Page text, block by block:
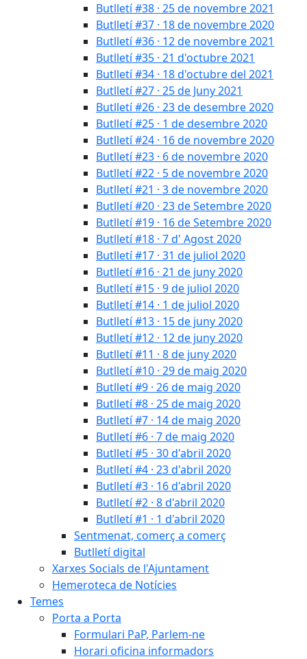
Butlletí #38 · 25 de novembre 2021
Butlletí #37 · 18 de novembre 2020
Butlletí #36 · 12 de novembre 2021
Butlletí #35 · 21 d'octubre 2021
Butlletí #34 · 18 d'octubre del 2021
Butlletí #27 · 25 de Juny 2021
Butlletí #26 · 23 de desembre 2020
Butlletí #25 · 1 de desembre 2020
Butlletí #24 · 16 de novembre 2020
Butlletí #23 · 6 de novembre 2020
Butlletí #22 · 5 de novembre 2020
Butlletí #21 · 3 de novembre 2020
Butlletí #20 · 23 de Setembre 2020
Butlletí #19 · 16 de Setembre 2020
Butlletí #18 · 7 d' Agost 2020
Butlletí #17 · 31 de juliol 2020
Butlletí #16 · 21 de juny 2020
Butlletí #15 · 9 de juliol 2020
Butlletí #14 · 1 de juliol 2020
Butlletí #13 · 15 de juny 2020
Butlletí #12 · 12 de juny 2020
Butlletí #11 · 8 de juny 2020
Butlletí #10 · 29 de maig 2020
Butlletí #9 · 26 de maig 2020
Butlletí #8 · 25 de maig 2020
Butlletí #7 · 14 de maig 2020
Butlletí #6 · 7 de maig 2020
Butlletí #5 · 30 d'abril 2020
Butlletí #4 · 23 d'abril 2020
Butlletí #3 · 16 d'abril 2020
Butlletí #2 · 8 d'abril 2020
Butlletí #1 · 1 d'abril 2020
Sentmenat, comerç a comerç
Butlletí digital
Xarxes Socials de l'Ajuntament
Hemeroteca de Notícies
Temes
Porta a Porta
Formulari PaP, Parlem-ne
Horari oficina informadors